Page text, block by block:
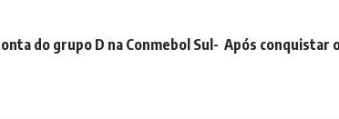
do grupo D na Conmebol Sul- Após conquistar